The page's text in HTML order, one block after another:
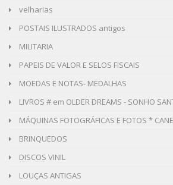
velharias
POSTAIS ILUSTRADOS antigos
MILITARIA
PAPEIS DE VALOR E SELOS FISCAIS
MOEDAS E NOTAS- MEDALHAS
LIVROS # em OLDER DREAMS - SONHO
MÁQUINAS FOTOGRÁFICAS E FOTOS *
BRINQUEDOS
DISCOS VINIL
LOUÇAS ANTIGAS